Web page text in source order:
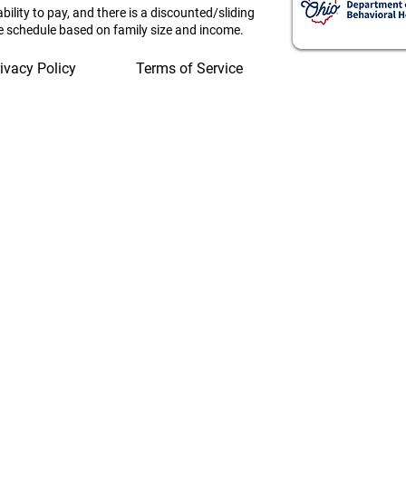
to pay, and there is a discounted/sliding
schedule based on family size and income.
Policy Terms of Service